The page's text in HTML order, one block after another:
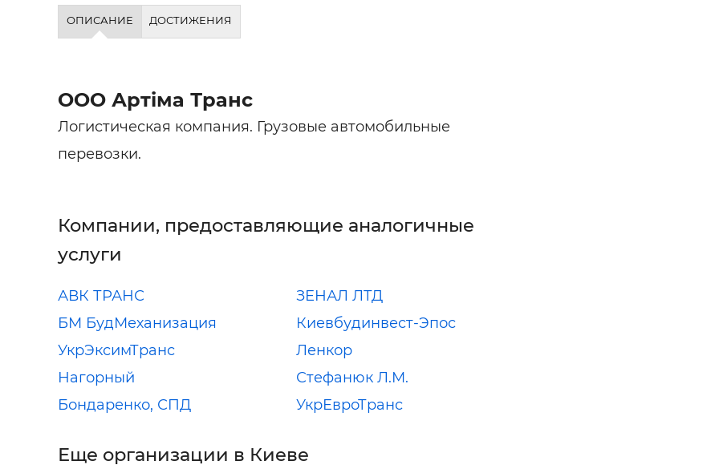
ОПИСАНИЕ ДОСТИЖЕНИЯ
ООО Артіма Транс
Логистическая компания. Грузовые автомобильные
перевозки.
Компании, предоставляющие аналогичные
услуги
АВК ТРАНС
ЗЕНАЛ ЛТД
БМ БудМеханизация
Киевбудинвест-Эпос
УкрЭксимТранс
Ленкор
Нагорный
Стефанюк Л.М.
Бондаренко, СПД
УкрЕвроТранс
Еще организации в Киеве